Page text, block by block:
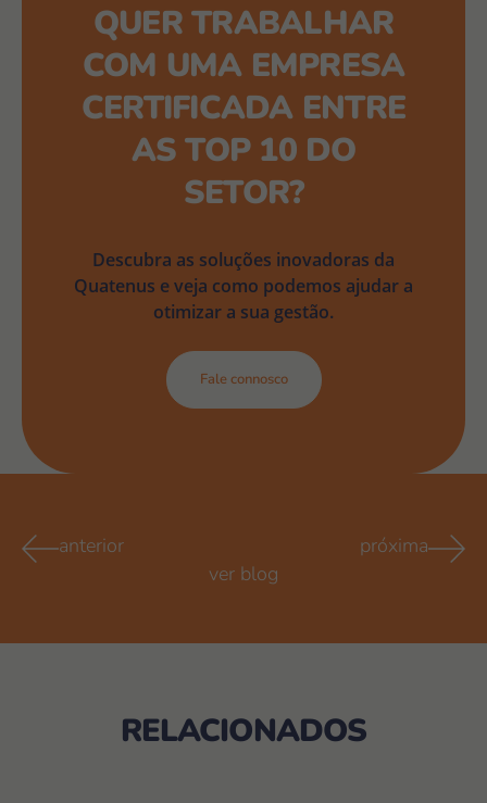
QUER TRABALHAR
COM UMA EMPRESA
CERTIFICADA ENTRE
AS TOP 10 DO
SETOR?
Descubra as soluções inovadoras da
Quatenus e veja como podemos ajudar a
otimizar a sua gestão.
Fale connosco
anterior
ver blog
próxima
RELACIONADOS